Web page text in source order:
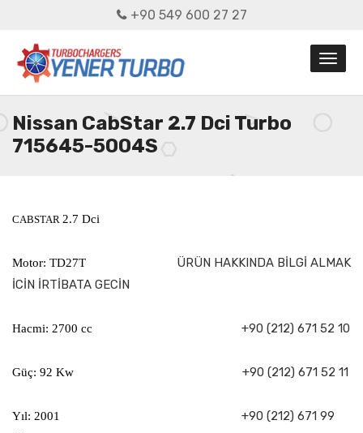
+90 549 600 27 27
Nissan CabStar 2.7 Dci Turbo
715645-5004S
CABSTAR 2.7 Dci
Motor: TD27T ÜRÜN HAKKINDA BİLGİ ALMAK
İCİN İRTİBATA GECİN
Hacmi: 2700 cc +90 (212) 671 52 10
Güç: 92 Kw +90 (212) 671 52 11
Yıl: 2001 +90 (212) 671 99